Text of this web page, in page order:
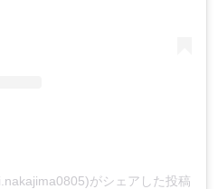
がシェアした投稿